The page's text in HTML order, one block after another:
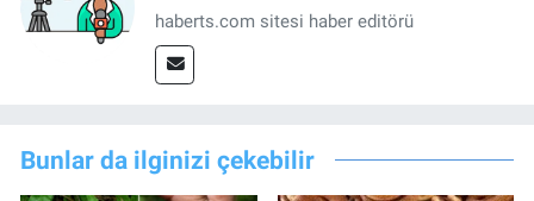
haberts.com sitesi haber editörü
Bunlar da ilginizi çekebilir